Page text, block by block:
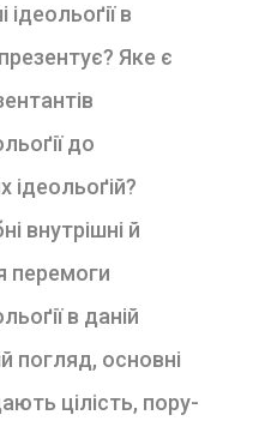
ідеольоґії в
Яке є
до
ідеольоґій?
внутрішні й
перемоги
в даній
погляд, основні
цілість, пору­